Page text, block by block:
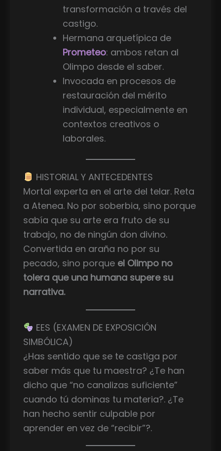
transformación a través del
castigo.
Hermana arquetípica de
Prometeo: ambos retan al
Olimpo desde el saber.
Invocada en procesos de
restauración del mérito
individual, especialmente en
contextos creativos o
laborales.
HISTORIAL Y ANTECEDENTES
Mortal experta en el arte del telar. Reta
a Atenea. No por soberbia, sino porque
sabía que su arte era fruto de su
trabajo, no de ningún don divino.
Convertida en araña no por su
pecado, sino porque el Olimpo no
tolera que una humana supere su
narrativa.
EES (EXAMEN DE EXPOSICIÓN
SIMBÓLICA)
¿Has sentido que se te castiga por
saber más que tu maestra? ¿Te han
dicho que “no canalizas suficiente”
cuando tú dominas tu materia?. ¿Te
han hecho sentir culpable por
aprender en vez de “recibir”?.